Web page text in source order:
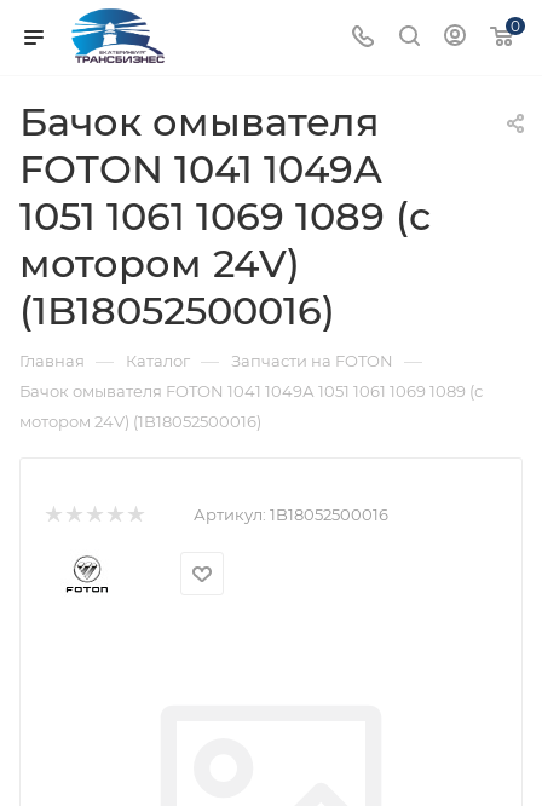
0
Бачок омывателя
FOTON 1041 1049А
1051 1061 1069 1089 (с
мотором 24V)
(1B18052500016)
Главная — Каталог — Запчасти на FOTON —
Бачок омывателя FOTON 1041 1049А 1051 1061 1069 1089 (с
мотором 24V) (1B18052500016)
Артикул: 1B18052500016